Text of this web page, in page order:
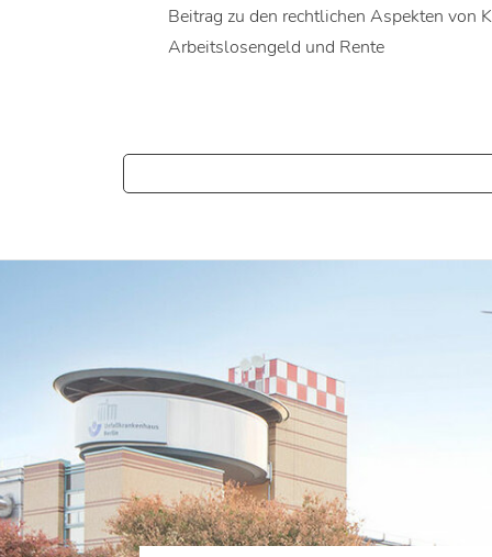
Beitrag zu den rechtlichen Aspekten von
Arbeitslosengeld und Rente